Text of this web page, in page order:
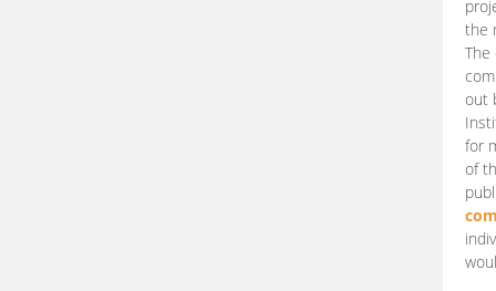
the
The
out
for
of